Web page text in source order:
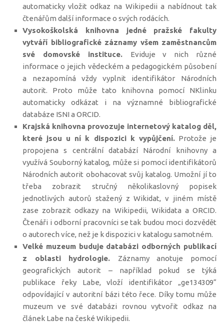
automaticky vložit odkaz na Wikipedii a nabídnout tak
čtenářům další informace o svých rodácích.
Vysokoškolská knihovna jedné pražské fakulty
vytváří bibliografické záznamy všem zaměstnancům
své domovské instituce. Eviduje v nich různé
informace o jejich vědeckém a pedagogickém působení
a nezapomíná vždy vyplnit identifikátor Národních
autorit. Proto může tato knihovna pomocí NKlinku
automaticky odkázat i na významné bibliografické
databáze ISNI a ORCID.
Krajská knihovna provozuje internetový katalog děl,
které jsou u ní k dispozici k vypůjčení.Protože je
propojena s centrální databází Národní knihovny a
využívá Souborný katalog, může si pomocí identifikátorů
Národních autorit obohacovat svůj katalog. Umožní jí to
třeba zobrazit stručný několikaslovný popisek
jednotlivých autorů stažený z Wikidat, v jiném místě
zase zobrazit odkazy na Wikipedii, Wikidata a ORCID.
Čtenáři i odborní pracovníci se tak budou moci dozvědět
o autorech více, než je k dispozici v katalogu samotném.
Velké muzeum buduje databázi odborných publikací
z oblasti hydrologie. Záznamy anotuje pomocí
geografických autorit – například pokud se týká
publikace řeky Labe, vloží identifikátor „ge134309“
odpovídající v autoritní bázi této řece. Díky tomu může
muzeum ve své databázi rovnou vytvořit odkaz na
článek Labe na české Wikipedii.